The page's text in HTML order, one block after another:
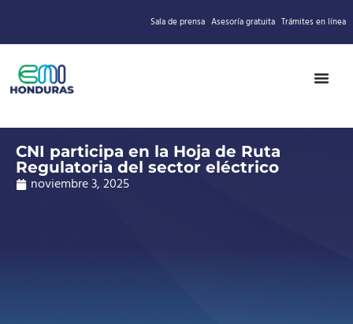
Sala de prensa Asesoría gratuita Trámites en línea
CNI participa en la Hoja de Ruta
Regulatoria del sector eléctrico
noviembre 3, 2025